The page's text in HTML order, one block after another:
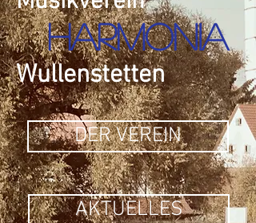
Harmonia
Wullenstetten
DER VEREIN
AKTUELLES